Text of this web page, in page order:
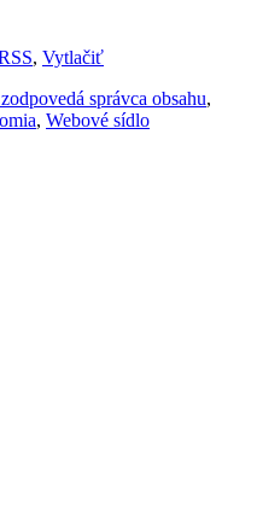
, Vytlačiť
správca obsahu,
, Webové sídlo